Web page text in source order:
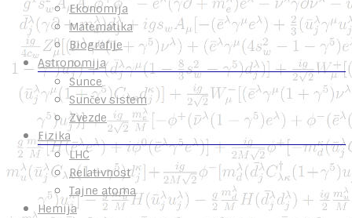
Ekonomija
Matematika
Biografije
Astronomija
Sunce
Sunčev sistem
Zvezde
Fizika
LHC
Relativnost
Tajne atoma
Hemija